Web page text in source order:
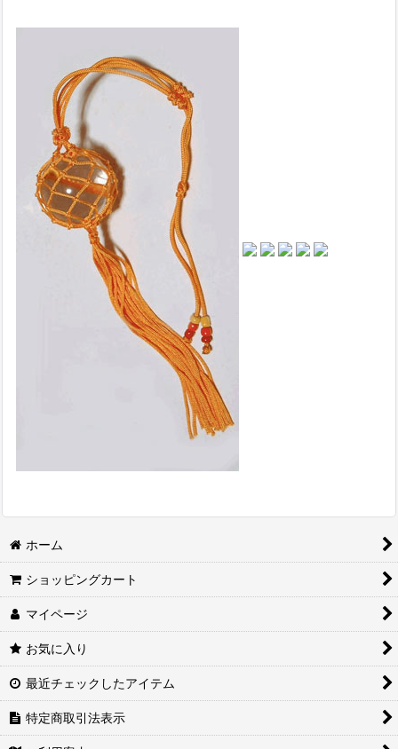
ホーム
ショッピングカート
マイページ
お気に入り
最近チェックしたアイテム
特定商取引法表示